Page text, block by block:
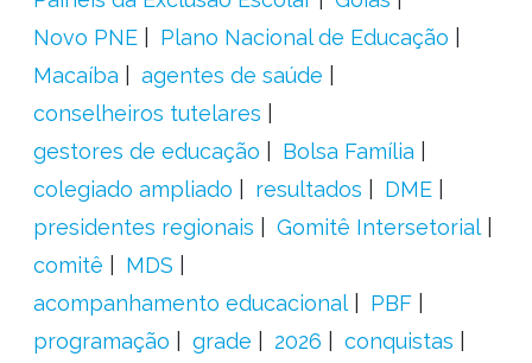
Novo PNE
Plano Nacional de Educação
Macaíba
agentes de saúde
conselheiros tutelares
gestores de educação
Bolsa Família
colegiado ampliado
resultados
DME
presidentes regionais
Gomitê Intersetorial
comitê
MDS
acompanhamento educacional
PBF
programação
grade 2026
conquistas